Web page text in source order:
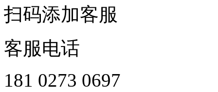
扫码添加客服
客服电话
181 0273 0697